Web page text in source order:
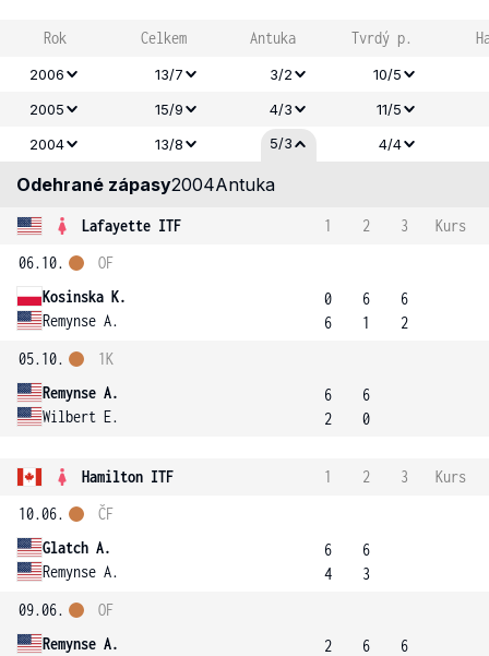
Rok Celkem Antuka Tvrdý p.
2006 13/7 3/2
10/5
2005
15/9 4/3
11/5
2004
13/8 5/3 4/4
Odehrané zápasy2004Antuka
Lafayette ITF 1 2 3
Kurs
06.10.
Kosinska K.
Remynse A.
OF
0
6
6
1
6
2
05.10.
Remynse A.
Wilbert E.
1K
6
2
6
0
Hamilton ITF 1 2 3
Kurs
10.06.
Glatch A.
Remynse A.
ČF
6
4
6
3
09.06.
Remynse A.
OF
2
6
6